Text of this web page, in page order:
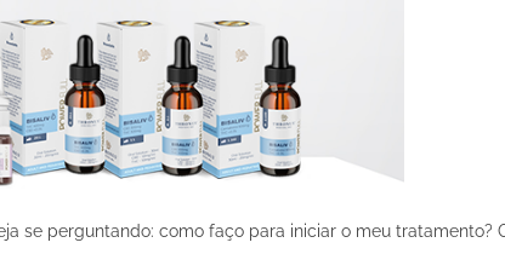
se perguntando: como faço para iniciar o meu tratamento?